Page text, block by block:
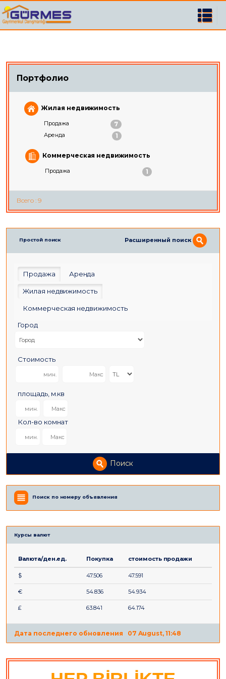
Портфолио
Жилая недвижимость
Продажа 7
Аренда 1
Коммерческая недвижимость
Продажа 1
Всего : 9
Простой поиск Расширенный поиск
Продажа Аренда
Жилая недвижимость
Коммерческая недвижимость
Город
Стоимость
площадь, м.кв
Кол-во комнат
Поиск
Поиск по номеру объявления
Курсы валют
Валюта/ден.ед. Покупка стоимость продажи
$ 47.506 47.591
€ 54.836 54.934
£ 63.841 64.174
Дата последнего обновления 07 August, 11:48